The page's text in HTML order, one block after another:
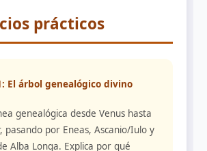
prácticos
El árbol genealógico divino
genealógica desde Venus hasta
pasando por Eneas, Ascanio/Iulo y
Alba Longa. Explica por qué